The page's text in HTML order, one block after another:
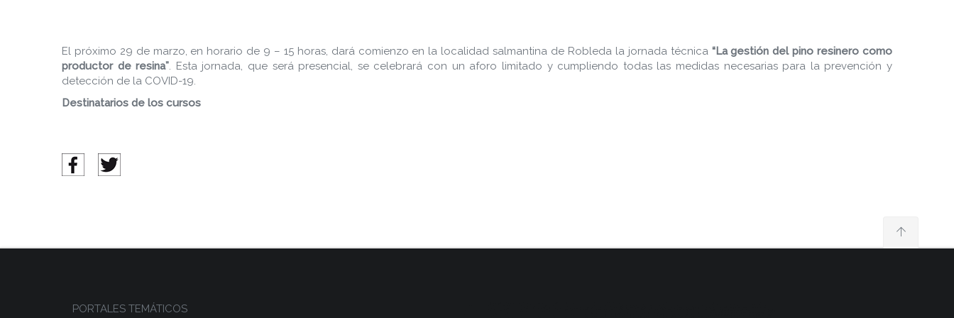
El próximo 29 de marzo, en horario de 9 – 15 horas, dará comienzo en la localidad salmantina de Robleda la jornada técnica“La gestión del pino resinero como
productor de resina”. Esta jornada, que será presencial, se celebrará con un aforo limitado y cumpliendo todas las medidas necesarias para la prevención y
detección de la COVID-19.
Destinatarios de los cursos
PORTALES TEMÁTICOS